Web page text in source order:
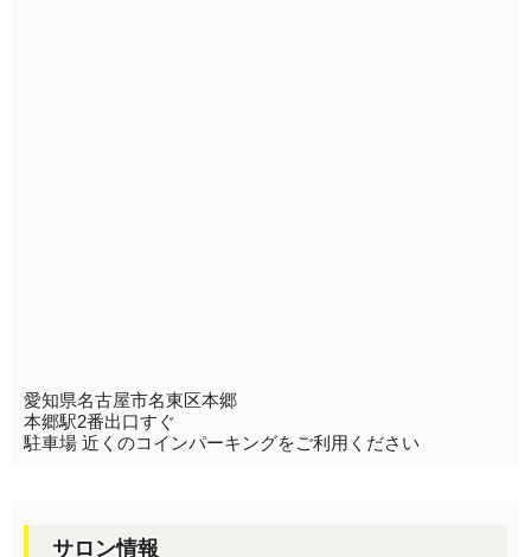
愛知県名古屋市名東区本郷
本郷駅2番出口すぐ
駐車場 近くのコインパーキングをご利用ください
サロン情報